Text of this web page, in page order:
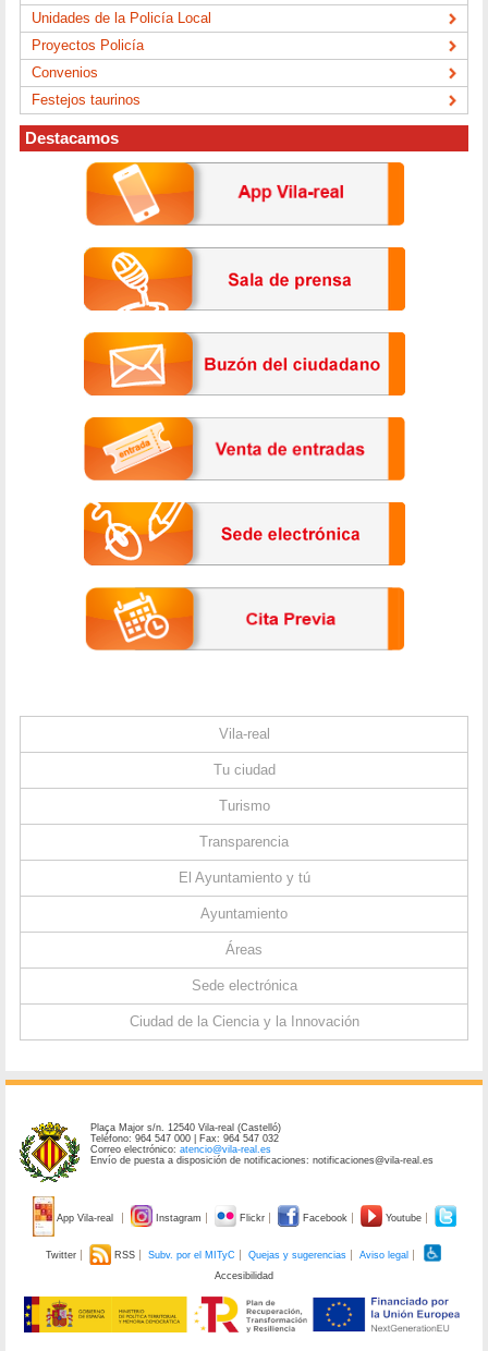
Unidades de la Policía Local
Proyectos Policía
Convenios
Festejos taurinos
Destacamos
Vila-real
Tu ciudad
Turismo
Transparencia
El Ayuntamiento y tú
Ayuntamiento
Áreas
Sede electrónica
Ciudad de la Ciencia y la Innovación
Plaça Major s/n. 12540 Vila-real (Castelló)
Teléfono: 964 547 000 | Fax: 964 547 032
Correo electrónico:atencio@vila-real.es
Envío de puesta a disposición de notificaciones: notificaciones@vila-real.es
App Vila-real Instagram Flickr Facebook Youtube
Twitter RSS Subv. por el MITyC Quejas y sugerencias
Aviso legal
Accesibilidad